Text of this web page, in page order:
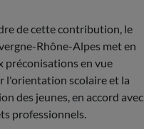
de cette contribution, le
Rhône-Alpes met en
préconisations en vue
l'orientation scolaire et la
des jeunes, en accord avec
professionnels.